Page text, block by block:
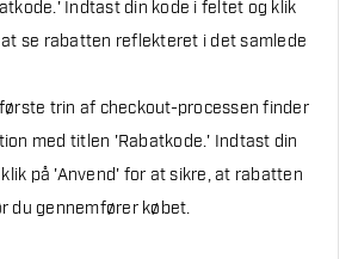
Indtast din kode i feltet og klik
se rabatten reflekteret i det samlede
trin af checkout-processen finder
med titlen 'Rabatkode.' Indtast din
på 'Anvend' for at sikre, at rabatten
du gennemfører købet.